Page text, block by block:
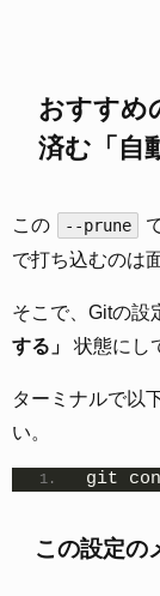
おすすめ
済む「自
この --prune
で打ち込むのは
そこで、Gitの設
する」
状態にし
ターミナルで以
い。
git
この設定の